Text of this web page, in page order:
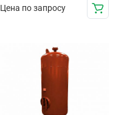
Цена по запросу